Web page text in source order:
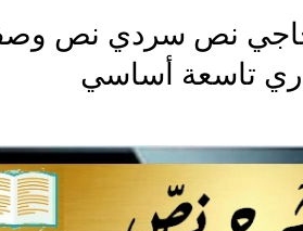
نص سردي نص
تاسعة أساسي